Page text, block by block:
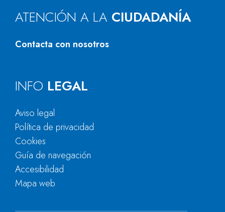
ATENCIÓN A LA CIUDADANÍA
Contacta con nosotros
INFO LEGAL
Aviso legal
Política de privacidad
Cookies
Guía de navegación
Accesibilidad
Mapa web